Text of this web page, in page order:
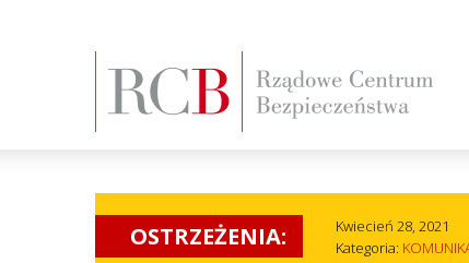
OSTRZEŻENIA:
Kwiecień 28, 2021
Kategoria: